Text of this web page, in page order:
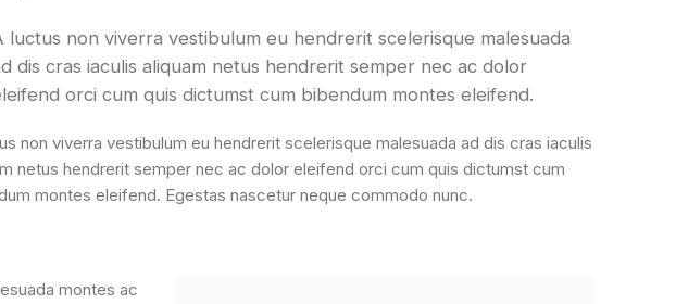
luctus non viverra vestibulum eu hendrerit scelerisque malesuada
dis cras iaculis aliquam netus hendrerit semper nec ac dolor
orci cum quis dictumst cum bibendum montes eleifend.
non viverra vestibulum eu hendrerit scelerisque malesuada ad dis cras iaculis
netus hendrerit semper nec ac dolor eleifend orci cum quis dictumst cum
montes eleifend. Egestas nascetur neque commodo nunc.
montes ac